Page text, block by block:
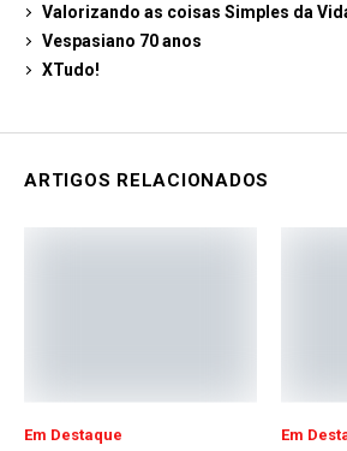
Valorizando as coisas Simples da
Vespasiano 70 anos
XTudo!
ARTIGOS RELACIONADOS
Em Destaque Em